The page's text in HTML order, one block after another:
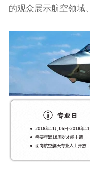
的观众展示航空领域